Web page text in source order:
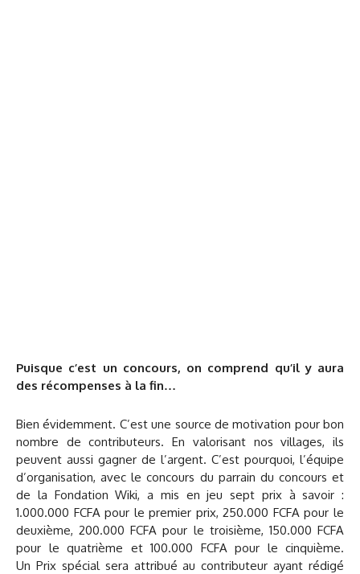
Puisque c’est un concours, on comprend qu’il y aura
des récompenses à la fin…
Bien évidemment. C’est une source de motivation pour bon
nombre de contributeurs. En valorisant nos villages, ils
peuvent aussi gagner de l’argent. C’est pourquoi, l’équipe
d’organisation, avec le concours du parrain du concours et
de la Fondation Wiki, a mis en jeu sept prix à savoir :
1.000.000 FCFA pour le premier prix, 250.000 FCFA pour le
deuxième, 200.000 FCFA pour le troisième, 150.000 FCFA
pour le quatrième et 100.000 FCFA pour le cinquième.
Un Prix spécial sera attribué au contributeur ayant rédigé